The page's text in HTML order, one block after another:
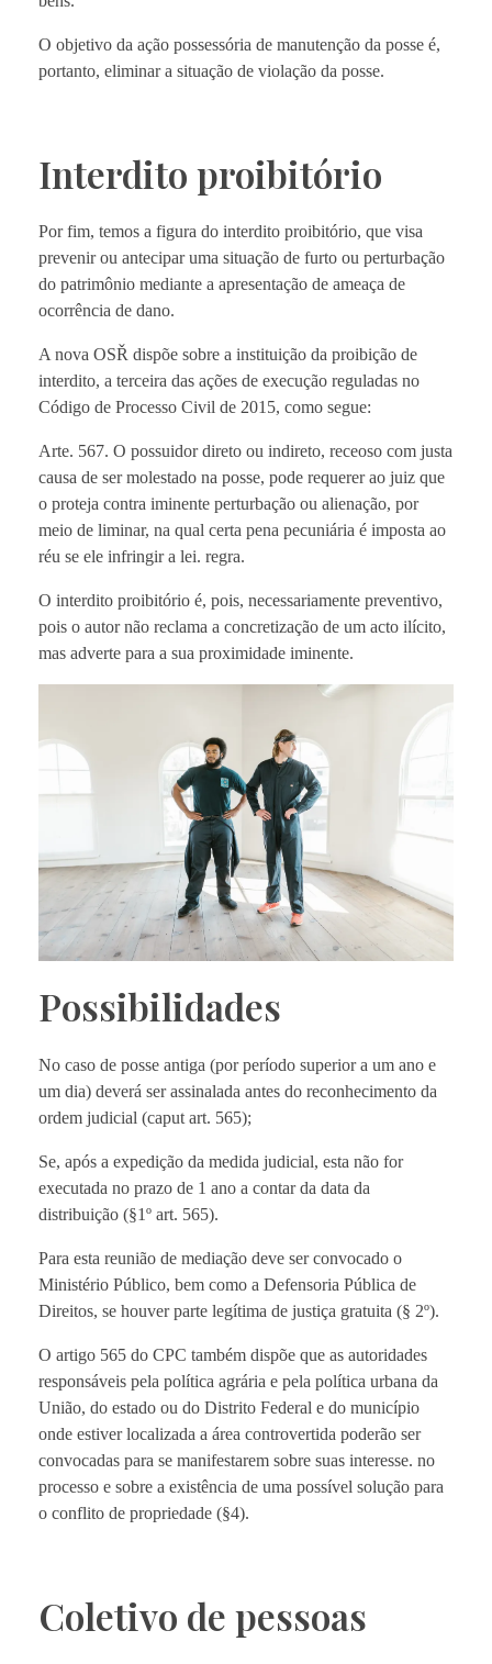
O objetivo da ação possessória de manutenção da posse é,
portanto, eliminar a situação de violação da posse.
Interdito proibitório
Por fim, temos a figura do interdito proibitório, que visa
prevenir ou antecipar uma situação de furto ou perturbação
do patrimônio mediante a apresentação de ameaça de
ocorrência de dano.
A nova OSŘ dispõe sobre a instituição da proibição de
interdito, a terceira das ações de execução reguladas no
Código de Processo Civil de 2015, como segue:
Arte. 567. O possuidor direto ou indireto, receoso com justa
causa de ser molestado na posse, pode requerer ao juiz que
o proteja contra iminente perturbação ou alienação, por
meio de liminar, na qual certa pena pecuniária é imposta ao
réu se ele infringir a lei. regra.
O interdito proibitório é, pois, necessariamente preventivo,
pois o autor não reclama a concretização de um acto ilícito,
mas adverte para a sua proximidade iminente.
Possibilidades
No caso de posse antiga (por período superior a um ano e
um dia) deverá ser assinalada antes do reconhecimento da
ordem judicial (caput art. 565);
Se, após a expedição da medida judicial, esta não for
executada no prazo de 1 ano a contar da data da
distribuição (§1º art. 565).
Para esta reunião de mediação deve ser convocado o
Ministério Público, bem como a Defensoria Pública de
Direitos, se houver parte legítima de justiça gratuita (§ 2º).
O artigo 565 do CPC também dispõe que as autoridades
responsáveis ​​pela política agrária e pela política urbana da
União, do estado ou do Distrito Federal e do município
onde estiver localizada a área controvertida poderão ser
convocadas para se manifestarem sobre suas interesse. no
processo e sobre a existência de uma possível solução para
o conflito de propriedade (§4).
Coletivo de pessoas